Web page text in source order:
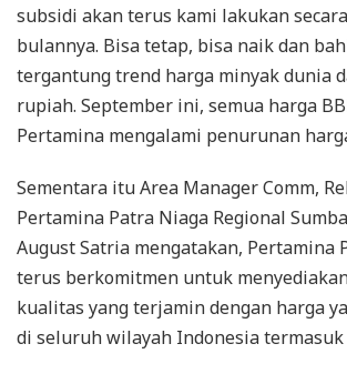
subsidi akan terus kami lakukan
bulannya. Bisa tetap, bisa naik dan
tergantung trend harga minyak dunia
rupiah. September ini, semua harga
Pertamina mengalami penurunan
Sementara itu Area Manager Comm,
Pertamina Patra Niaga Regional
August Satria mengatakan, Pertamina
terus berkomitmen untuk
kualitas yang terjamin dengan harga
di seluruh wilayah Indonesia termasuk